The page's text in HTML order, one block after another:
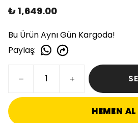
₺ 1,649.00
Bu Ürün Aynı Gün Kargoda!
Paylaş:
HEMEN AL